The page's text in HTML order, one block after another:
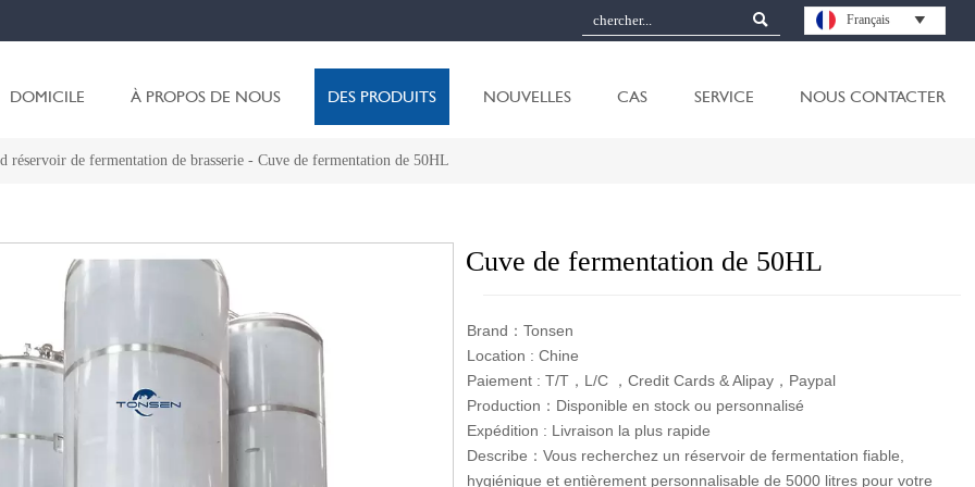
 Français 
DOMICILE À PROPOS DE NOUS DES PRODUITS NOUVELLES CAS SERVICE NOUS CONTACTER
réservoir de fermentation de brasserie - Cuve de fermentation de 50HL
Cuve de fermentation de 50HL
Brand：Tonsen
Location : Chine
Paiement : T/T，L/C ，Credit Cards & Alipay，Paypal
Production：Disponible en stock ou personnalisé
Expédition : Livraison la plus rapide
Describe：Vous recherchez un réservoir de fermentation fiable,
hygiénique et entièrement personnalisable de 5000 litres pour votre